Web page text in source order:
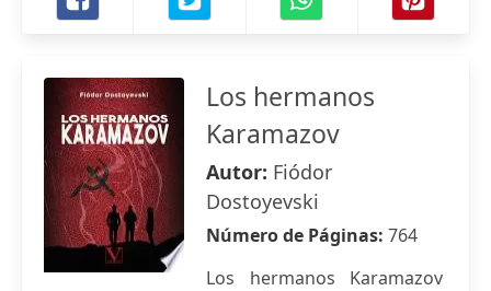
Los hermanos
Karamazov
Autor: Fiódor
Dostoyevski
Número de Páginas: 764
Los hermanos Karamazov